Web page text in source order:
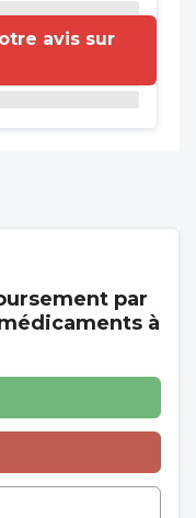
avis sur
par
à